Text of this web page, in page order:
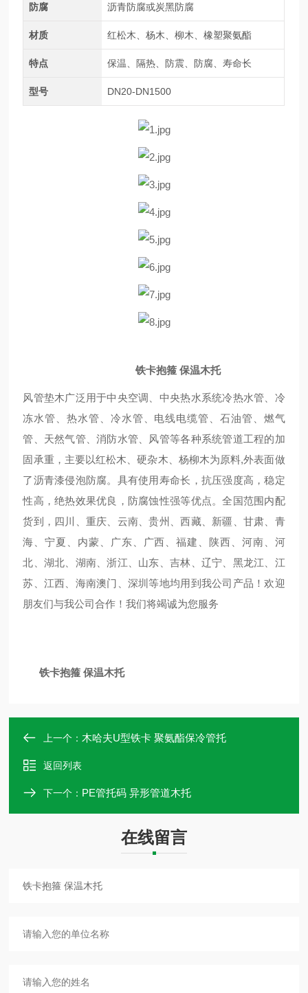
防腐 沥青防腐或炭黑防腐
材质 红松木、杨木、柳木、橡塑聚氨酯
特点 保温、隔热、防震、防腐、寿命长
型号 DN20-DN1500
铁卡抱箍 保温木托
风管垫木广泛用于中央空调、中央热水系统冷热水管、冷
冻水管、热水管、冷水管、电线电缆管、石油管、燃气
管、天然气管、消防水管、风管等各种系统管道工程的加
固承重，主要以红松木、硬杂木、杨柳木为原料,外表面做
了沥青漆侵泡防腐。具有使用寿命长，抗压强度高，稳定
性高，绝热效果优良，防腐蚀性强等优点。全国范围内配
货到，四川、重庆、云南、贵州、西藏、新疆、甘肃、青
海、宁夏、内蒙、广东、广西、福建、陕西、河南、河
北、湖北、湖南、浙江、山东、吉林、辽宁、黑龙江、江
苏、江西、海南澳门、深圳等地均用到我公司产品！欢迎
朋友们与我公司合作！我们将竭诚为您服务
铁卡抱箍 保温木托
上一个： 木哈夫U型铁卡 聚氨酯保冷管托
返回列表
下一个： PE管托码 异形管道木托
在线留言